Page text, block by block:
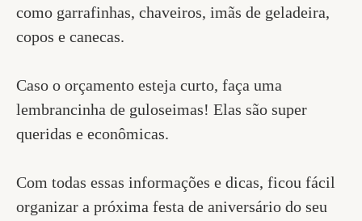
como garrafinhas, chaveiros, imãs de geladeira,
copos e canecas.
Caso o orçamento esteja curto, faça uma
lembrancinha de guloseimas! Elas são super
queridas e econômicas.
Com todas essas informações e dicas, ficou fácil
organizar a próxima festa de aniversário do seu